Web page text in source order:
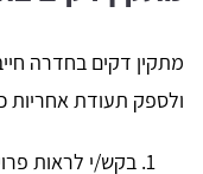
מתקין דקים בחדרה
ולספק תעודת אחריות
בקש/י לראות